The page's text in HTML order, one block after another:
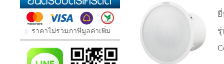
ราคาไม่รวมภาษีมูลค่าเพิ่ม